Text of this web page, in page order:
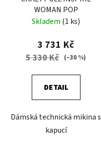
WOMAN POP
Skladem (1 ks)
3 731 Kč
5 330 Kč (–30 %)
DETAIL
Dámská technická mikina s
kapucí